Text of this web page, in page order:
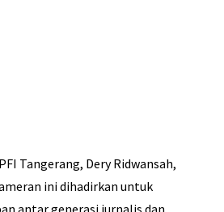
Tangerang, Dery Ridwansah,
ini dihadirkan untuk